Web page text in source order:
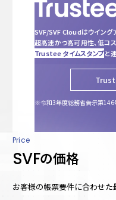
※令和3年度総務省告示第146
SVF/SVF Cloudはウイング
超高速かつ高可用性、低コ
Trustee タイムスタンプと
Price
SVFの価格
お客様の帳票要件に合わせた